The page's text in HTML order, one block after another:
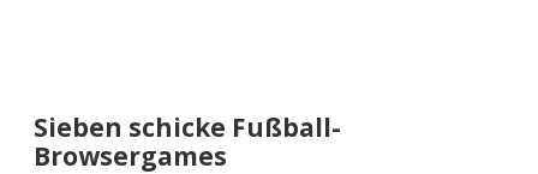
Sieben schicke Fußball-
Browsergames